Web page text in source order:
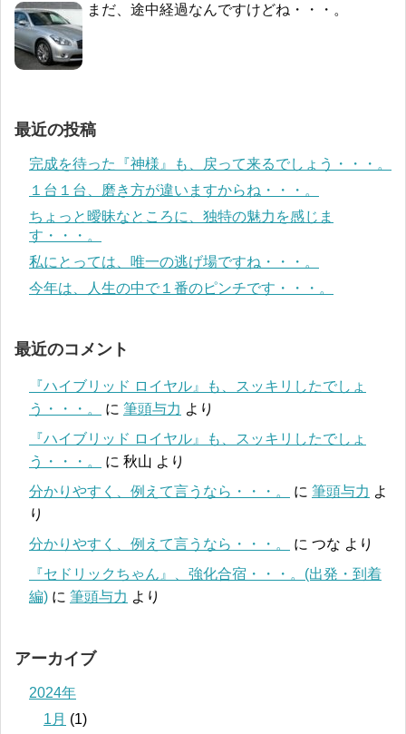
まだ、途中経過なんですけどね・・・。
最近の投稿
完成を待った『神様』も、戻って来るでしょう・・・。
１台１台、磨き方が違いますからね・・・。
ちょっと曖昧なところに、独特の魅力を感じま
す・・・。
私にとっては、唯一の逃げ場ですね・・・。
今年は、人生の中で１番のピンチです・・・。
最近のコメント
『ハイブリッド ロイヤル』も、スッキリしたでしょ
う・・・。
に 筆頭与力 より
『ハイブリッド ロイヤル』も、スッキリしたでしょ
う・・・。
に 秋山 より
分かりやすく、例えて言うなら・・・。
に 筆頭与力 よ
り
分かりやすく、例えて言うなら・・・。
に つな より
『セドリックちゃん』、強化合宿・・・。(出発・到着
編) に 筆頭与力 より
アーカイブ
2024年
1月 (1)